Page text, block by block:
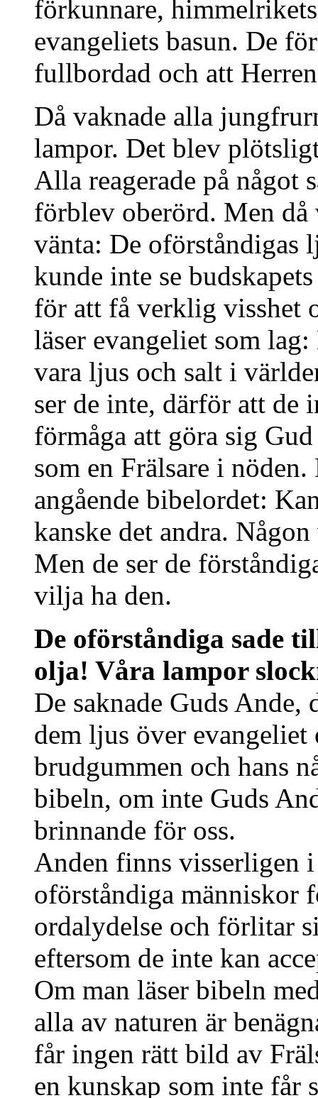
förkunnare,
evangeliets basun. De
fullbordad och att
Då vaknade alla
lampor. Det blev
Alla reagerade på något
förblev oberörd. Men då
vänta: De
kunde inte se
för att få verklig visshet
läser evangeliet som
vara ljus och salt i
ser de inte, därför att de
förmåga att göra sig
som en Frälsare i
angående bibelordet:
kanske det andra.
Men de ser de
vilja ha den.
De oförståndiga sade
olja! Våra lampor
De saknade Guds
dem ljus över evangeliet
brudgummen och hans
bibeln, om inte Guds
brinnande för oss.
Anden finns visserligen i
oförståndiga människor
ordalydelse och förlitar
eftersom de inte kan
Om man läser bibeln
alla av naturen är
får ingen rätt bild av
en kunskap som inte får